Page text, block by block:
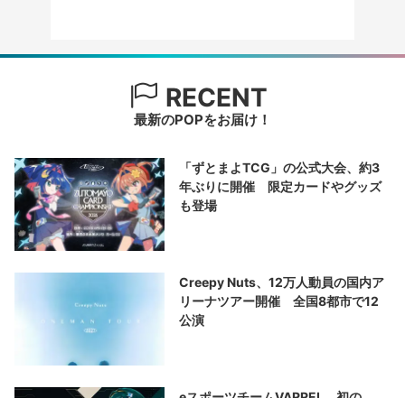
RECENT
最新のPOPをお届け！
「ずとまよTCG」の公式大会、約3
年ぶりに開催 限定カードやグッズ
も登場
Creepy Nuts、12万人動員の国内ア
リーナツアー開催 全国8都市で12
公演